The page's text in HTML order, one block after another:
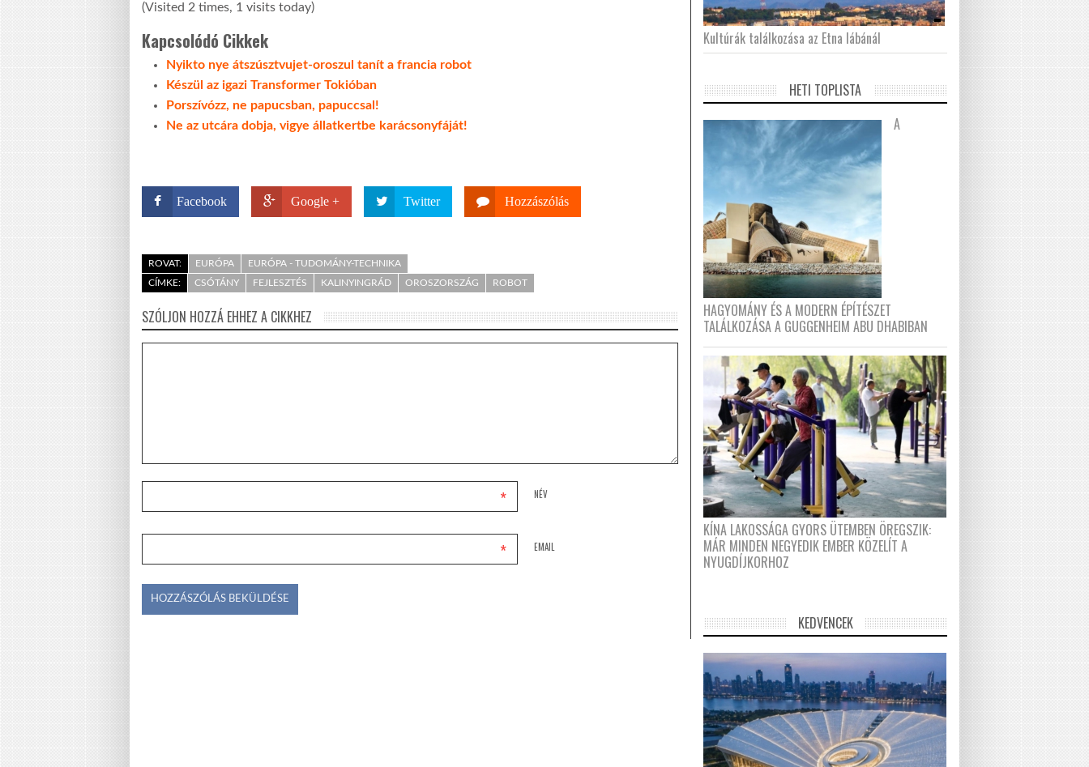
(Visited 2 times, 1 visits today)
Kapcsolódó Cikkek
Nyikto nye átszúsztvujet-oroszul tanít a francia robot
Készül az igazi Transformer Tokióban
Porszívózz, ne papucsban, papuccsal!
Ne az utcára dobja, vigye állatkertbe karácsonyfáját!
Facebook Google + Twitter Hozzászólás
ROVAT: EURÓPA
EURÓPA - TUDOMÁNY-TECHNIKA
CÍMKE:
CSÓTÁNY FEJLESZTÉS KALINYINGRÁD OROSZORSZÁG ROBOT
SZÓLJON HOZZÁ EHHEZ A CIKKHEZ
NÉV
*
EMAIL
*
Kultúrák találkozása az Etna lábánál
HETI TOPLISTA
A
HAGYOMÁNY ÉS A MODERN ÉPÍTÉSZET
TALÁLKOZÁSA A GUGGENHEIM ABU DHABIBAN
KÍNA LAKOSSÁGA GYORS ÜTEMBEN ÖREGSZIK:
MÁR MINDEN NEGYEDIK EMBER KÖZELÍT A
NYUGDÍJKORHOZ
KEDVENCEK